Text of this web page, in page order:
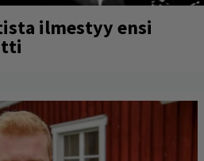
ilmestyy ensi